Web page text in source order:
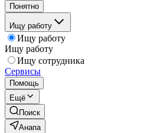
Понятно
Ищу работу
Ищу работу
Ищу работу
Ищу сотрудника
Сервисы
Помощь
Ещё
Поиск
Анапа